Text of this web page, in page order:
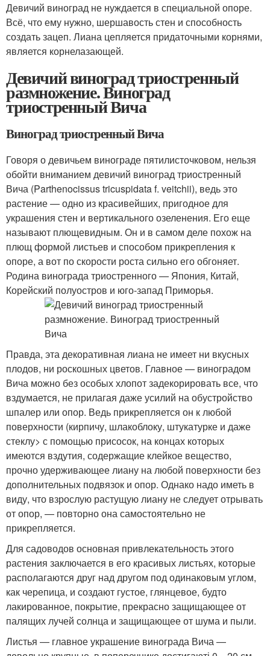
Девичий виноград не нуждается в специальной опоре.
Всё, что ему нужно, шершавость стен и способность
создать зацеп. Лиана цепляется придаточными корнями,
является корнелазающей.
Девичий виноград триостренный
размножение. Виноград
триостренный Вича
Виноград триостренный Вича
Говоря о девичьем винограде пятилисточковом, нельзя
обойти вниманием девичий виноград триостренный
Вича (Parthenocissus tricuspidata f. veitchii), ведь это
растение — одно из красивейших, пригодное для
украшения стен и вертикального озеленения. Его еще
называют плющевидным. Он и в самом деле похож на
плющ формой листьев и способом прикрепления к
опоре, а вот по скорости роста сильно его обгоняет.
Родина винограда триостренного — Япония, Китай,
Корейский полуостров и юго-запад Приморья.
Правда, эта декоративная лиана не имеет ни вкусных
плодов, ни роскошных цветов. Главное — виноградом
Вича можно без особых хлопот задекорировать все, что
вздумается, не прилагая даже усилий на обустройство
шпалер или опор. Ведь прикрепляется он к любой
поверхности (кирпичу, шлакоблоку, штукатурке и даже
стеклу> с помощью присосок, на концах которых
имеются вздутия, содержащие клейкое вещество,
прочно удерживающее лиану на любой поверхности без
дополнительных подвязок и опор. Однако надо иметь в
виду, что взрослую растущую лиану не следует отрывать
от опор, — повторно она самостоятельно не
прикрепляется.
Для садоводов основная привлекательность этого
растения заключается в его красивых листьях, которые
располагаются друг над другом под одинаковым углом,
как черепица, и создают густое, глянцевое, будто
лакированное, покрытие, прекрасно защищающее от
палящих лучей солнца и защищающее от шума и пыли.
Листья — главное украшение винограда Вича —